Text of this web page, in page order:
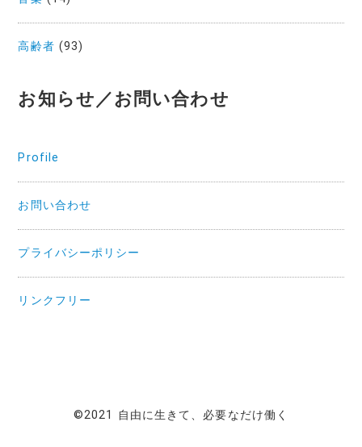
高齢者 (93)
お知らせ／お問い合わせ
Profile
お問い合わせ
プライバシーポリシー
リンクフリー
©2021 自由に生きて、必要なだけ働く